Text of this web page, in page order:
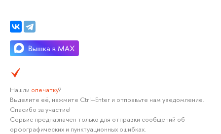
Нашли опечатку?
Выделите её, нажмите Ctrl+Enter и отправьте нам уведомление.
Спасибо за участие!
Сервис предназначен только для отправки сообщений об
орфографических и пунктуационных ошибках.